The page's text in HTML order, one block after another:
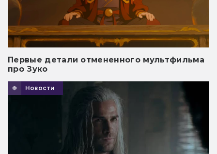
Первые детали отмененного мультфильма
про Зуко
Новости